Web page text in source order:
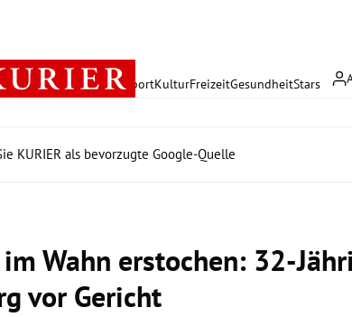
PolitikWirtschaft SportKulturFreizeitGesundheitStars
KURIER als bevorzugte Google-Quelle
Wahn erstochen: 32-
vor Gericht